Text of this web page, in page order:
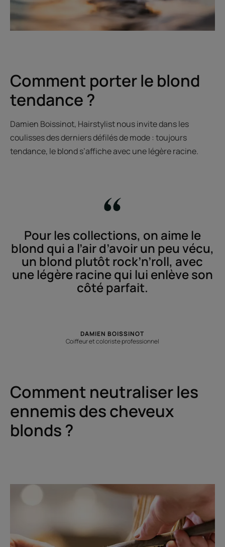
Comment porter le blond
tendance ?
Damien Boissinot, Hairstylist nous invite dans les
coulisses des derniers défilés de mode : toujours
tendance, le blond s’affiche avec une légère racine.
Pour les collections, on aime le
blond qui a l’air d’avoir un peu vécu,
un blond plutôt rock’n’roll, avec
une légère racine qui lui enlève son
côté parfait.
DAMIEN BOISSINOT
Coiffeur et coloriste professionnel
Comment neutraliser les
ennemis des cheveux
blonds ?